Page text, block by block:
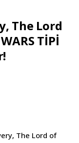
The Lord
TİPİ
The Lord of